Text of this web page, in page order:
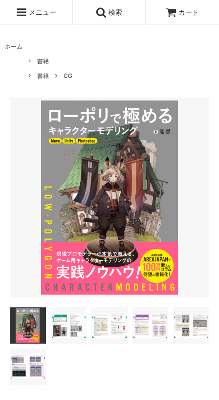
メニュー 検索 カート
ホーム
書籍
書籍
CG